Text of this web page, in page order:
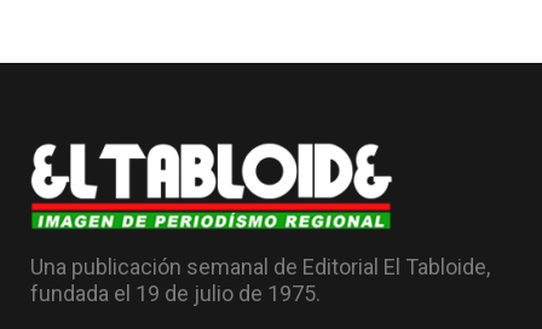
Una publicación semanal de Editorial El Tabloide,
fundada el 19 de julio de 1975.